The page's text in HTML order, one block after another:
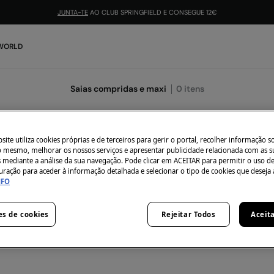
JUNTA-TE AO CLUB SPRINGFIELD E CONSEGUE 12€
Saias compridas e maxi 0 itens
momento não temos artigos em stock da categoria
não te preocupes, temos imensos artigos que podem ser
utiliza cookies próprias e de terceiros para gerir o portal, recolher informação
mesmo, melhorar os nossos serviços e apresentar publicidade relacionada com as
mediante a análise da sua navegação. Pode clicar em ACEITAR para permitir o uso
para aceder à informação detalhada e selecionar o tipo de cookies que deseja
Rejeitar Todos
de cookies